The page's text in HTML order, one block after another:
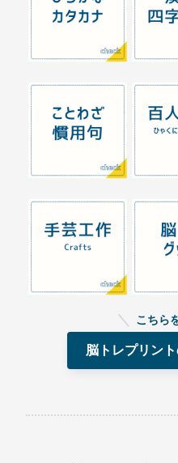
こちら
脳トレプリン